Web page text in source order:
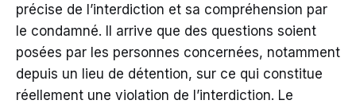
précise de l’interdiction et sa compréhension par
le condamné. Il arrive que des questions soient
posées par les personnes concernées, notamment
depuis un lieu de détention, sur ce qui constitue
réellement une violation de l’interdiction. Le